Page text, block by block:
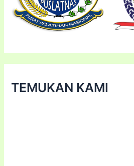
TEMUKAN KAMI